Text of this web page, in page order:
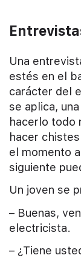
Una
estés en el
carácter del
se aplica,
hacerlo todo
hacer
el momento
siguiente
Un joven se
– Buenas,
electricista.
– ¿Tiene